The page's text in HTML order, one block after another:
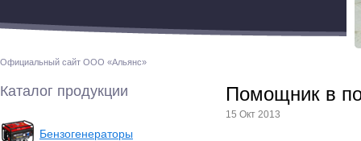
Официальный сайт ООО «Альянс»
Каталог продукции
Бензогенераторы
Помощник в
15 Окт 2013